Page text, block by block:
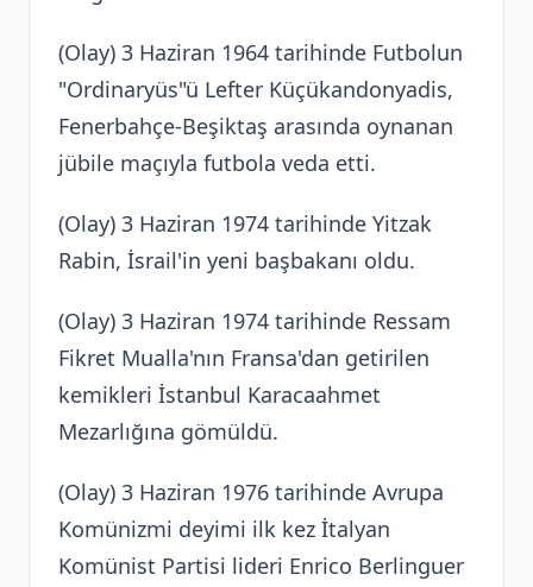
(Olay) 3 Haziran 1964 tarihinde Futbolun
"Ordinaryüs"ü Lefter Küçükandonyadis,
Fenerbahçe-Beşiktaş arasında oynanan
jübile maçıyla futbola veda etti.
(Olay) 3 Haziran 1974 tarihinde Yitzak
Rabin, İsrail'in yeni başbakanı oldu.
(Olay) 3 Haziran 1974 tarihinde Ressam
Fikret Mualla'nın Fransa'dan getirilen
kemikleri İstanbul Karacaahmet
Mezarlığına gömüldü.
(Olay) 3 Haziran 1976 tarihinde Avrupa
Komünizmi deyimi ilk kez İtalyan
Komünist Partisi lideri Enrico Berlinguer